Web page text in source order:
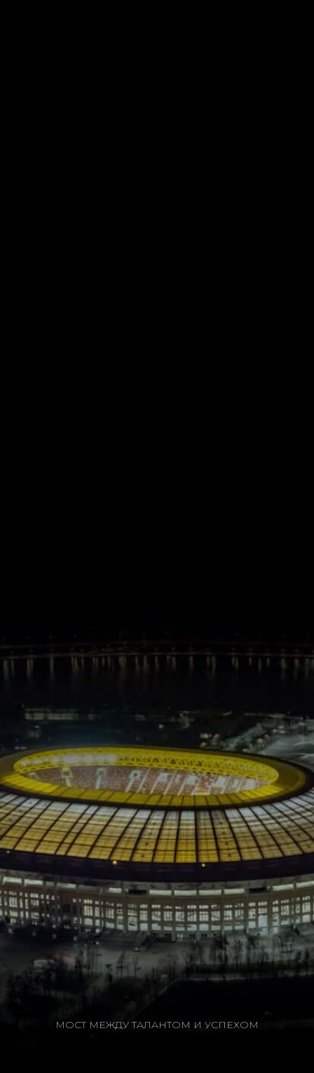
МОСТ МЕЖДУ ТАЛАНТОМ И УСПЕХОМ